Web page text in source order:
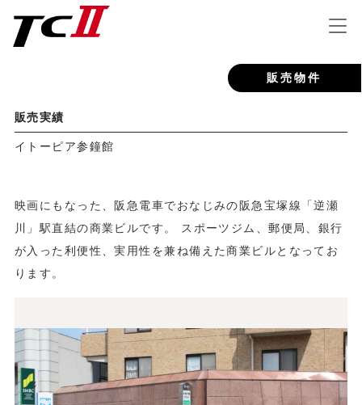
販売物件
販売実績
イトーピア参鐘館
映画にもなった、阪急電車でおなじみの阪急宝塚線「逆瀬
川」駅直結の商業ビルです。 スポーツジム、郵便局、銀行
が入った利便性、実用性を兼ね備えた商業ビルとなってお
ります。